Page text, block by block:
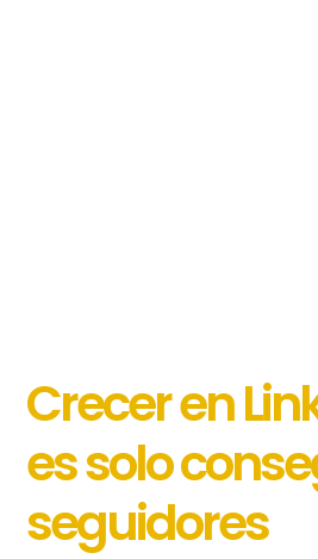
Crecer en
es solo
seguidores